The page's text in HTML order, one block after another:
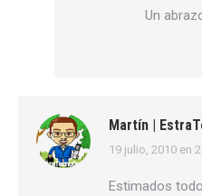
Un
Martín |
dice:
19 julio, 2010 en
Estimados